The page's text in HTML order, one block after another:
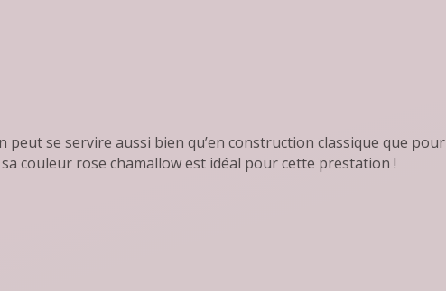
peut se servire aussi bien qu’en construction classique que pour
couleur rose chamallow est idéal pour cette prestation !